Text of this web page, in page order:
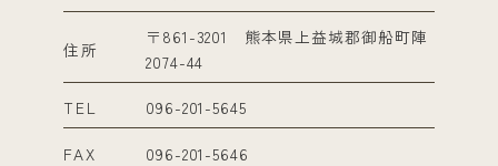
住所
〒861-3201 熊本県上益城郡御船町陣
2074-44
TEL 096-201-5645
FAX 096-201-5646